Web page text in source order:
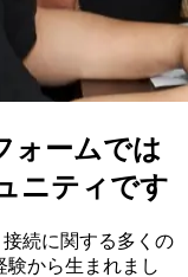
ォームでは
ニティです
続に関する多くの
験から生まれまし